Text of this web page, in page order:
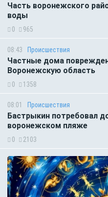
Часть воронежского
воды
0 965
08:43 Происшествия
Частные дома
Воронежскую область
0 1358
08:01 Происшествия
Бастрыкин потребовал
воронежском пляже
0 2103